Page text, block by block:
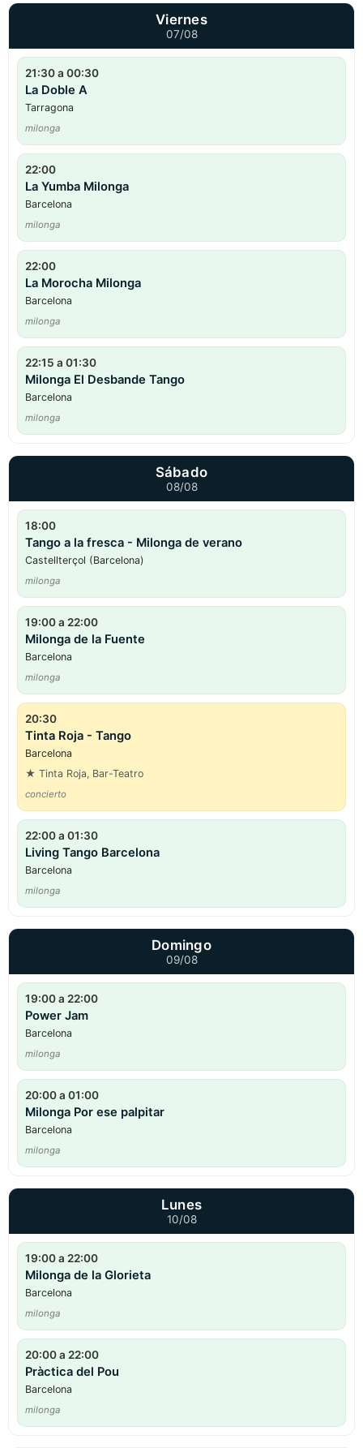
Viernes
07/08
21:30 a 00:30
La Doble A
Tarragona
milonga
22:00
La Yumba Milonga
Barcelona
milonga
22:00
La Morocha Milonga
Barcelona
milonga
22:15 a 01:30
Milonga El Desbande Tango
Barcelona
milonga
Sábado
08/08
18:00
Tango a la fresca - Milonga de verano
Castellterçol (Barcelona)
milonga
19:00 a 22:00
Milonga de la Fuente
Barcelona
milonga
20:30
Tinta Roja - Tango
Barcelona
★ Tinta Roja, Bar-Teatro
concierto
22:00 a 01:30
Living Tango Barcelona
Barcelona
milonga
Domingo
09/08
19:00 a 22:00
Power Jam
Barcelona
milonga
20:00 a 01:00
Milonga Por ese palpitar
Barcelona
milonga
Lunes
10/08
19:00 a 22:00
Milonga de la Glorieta
Barcelona
milonga
20:00 a 22:00
Pràctica del Pou
Barcelona
milonga